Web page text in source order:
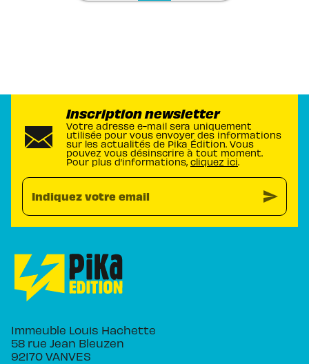
Inscription newsletter
Votre adresse e-mail sera uniquement
utilisée pour vous envoyer des informations
sur les actualités de Pika Édition. Vous
pouvez vous désinscrire à tout moment.
Pour plus d’informations, cliquez ici.
Indiquez votre email send
Immeuble Louis Hachette
58 rue Jean Bleuzen
92170 VANVES